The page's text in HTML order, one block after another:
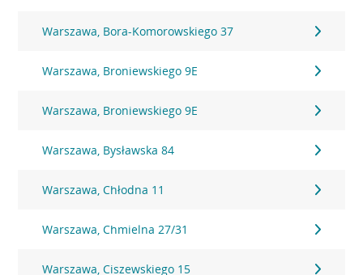
Warszawa, Bora-Komorowskiego 37
Warszawa, Broniewskiego 9E
Warszawa, Broniewskiego 9E
Warszawa, Bysławska 84
Warszawa, Chłodna 11
Warszawa, Chmielna 27/31
Warszawa, Ciszewskiego 15